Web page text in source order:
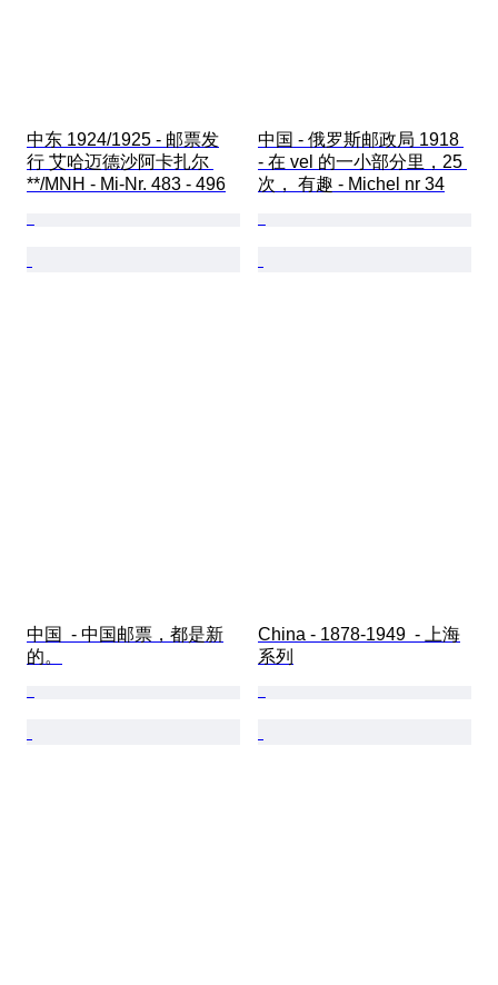
中东 1924/1925 - 邮票发
行 艾哈迈德沙阿卡扎尔
**/MNH - Mi-Nr. 483 - 496
中国 - 俄罗斯邮政局 1918
- 在 vel 的一小部分里，25
次， 有趣 - Michel nr 34
中国  - 中国邮票，都是新
的。
China - 1878-1949  - 上海
系列